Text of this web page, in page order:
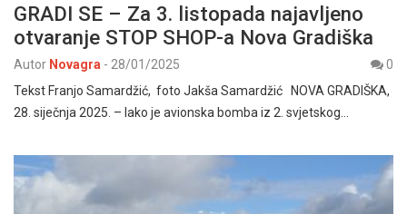
GRADI SE – Za 3. listopada najavljeno
otvaranje STOP SHOP-a Nova Gradiška
Autor Novagra - 28/01/2025
0
Tekst Franjo Samardžić, foto Jakša Samardžić NOVA GRADIŠKA,
28. siječnja 2025. – Iako je avionska bomba iz 2. svjetskog…